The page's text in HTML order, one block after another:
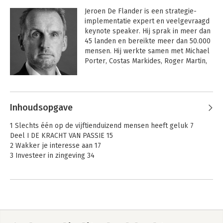
Jeroen De Flander is een strategie-
implementatie expert en veelgevraagd
keynote speaker. Hij sprak in meer dan
45 landen en bereikte meer dan 50.000
mensen. Hij werkte samen met Michael
Porter, Costas Markides, Roger Martin,
Jeroen is professor aan Tias business
Strategy Master. Hij werkt ook samen
met London Business School en IMD.
Jeroen is bestsellerauteur van drie
boeken:
Performance. Daarnaast runt hij een
Hij is medeoprichter van
Andere boeken door Jeroen De
Flander
Inhoudsopgave
1 Slechts één op de vijftienduizend mensen heeft geluk 7
Deel I DE KRACHT VAN PASSIE 15
2 Wakker je interesse aan 17
3 Investeer in zingeving 34